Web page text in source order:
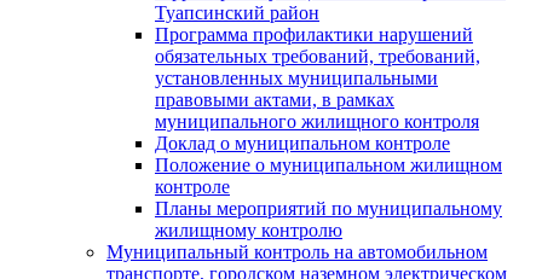
Туапсинский район
Программа профилактики нарушений
обязательных требований, требований,
установленных муниципальными
правовыми актами, в рамках
муниципального жилищного контроля
Доклад о муниципальном контроле
Положение о муниципальном жилищном
контроле
Планы мероприятий по муниципальному
жилищному контролю
Муниципальный контроль на автомобильном
транспорте, городском наземном электрическом